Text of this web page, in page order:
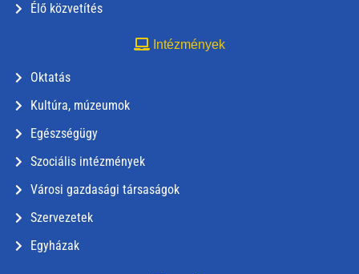
Élő közvetítés
Intézmények
Oktatás
Kultúra, múzeumok
Egészségügy
Szociális intézmények
Városi gazdasági társaságok
Szervezetek
Egyházak